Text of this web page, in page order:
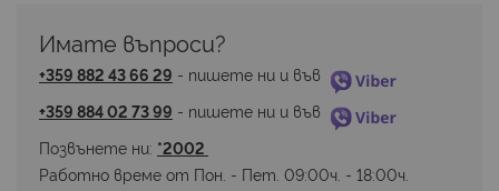
Имате въпроси?
+359 882 43 66 29 - пишете ни и във
+359 884 02 73 99 - пишете ни и във
Позвънете ни: *2002
Работно време от Пон. - Пет. 09:00ч. - 18:00ч.